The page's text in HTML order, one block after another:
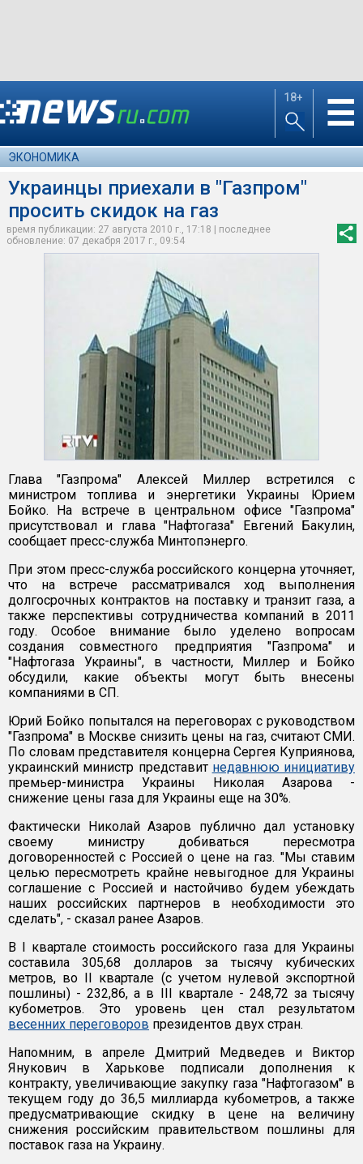
18+ ☰
ЭКОНОМИКА
Украинцы приехали в "Газпром"
просить скидок на газ
время публикации: 27 августа 2010 г., 17:18 | последнее
обновление: 07 декабря 2017 г., 09:54
Глава "Газпрома" Алексей Миллер встретился с
министром топлива и энергетики Украины Юрием
Бойко. На встрече в центральном офисе "Газпрома"
присутствовал и глава "Нафтогаза" Евгений Бакулин,
сообщает пресс-служба Минтопэнерго.
При этом пресс-служба российского концерна уточняет,
что на встрече рассматривался ход выполнения
долгосрочных контрактов на поставку и транзит газа, а
также перспективы сотрудничества компаний в 2011
году. Особое внимание было уделено вопросам
создания совместного предприятия "Газпрома" и
"Нафтогаза Украины", в частности, Миллер и Бойко
обсудили, какие объекты могут быть внесены
компаниями в СП.
Юрий Бойко попытался на переговорах с руководством
"Газпрома" в Москве снизить цены на газ, считают СМИ.
По словам представителя концерна Сергея Куприянова,
украинский министр представит недавнюю инициативу
премьер-министра Украины Николая Азарова -
снижение цены газа для Украины еще на 30%.
Фактически Николай Азаров публично дал установку
своему министру добиваться пересмотра
договоренностей с Россией о цене на газ. "Мы ставим
целью пересмотреть крайне невыгодное для Украины
соглашение с Россией и настойчиво будем убеждать
наших российских партнеров в необходимости это
сделать", - сказал ранее Азаров.
В I квартале стоимость российского газа для Украины
составила 305,68 долларов за тысячу кубических
метров, во II квартале (с учетом нулевой экспортной
пошлины) - 232,86, а в III квартале - 248,72 за тысячу
кубометров. Это уровень цен стал результатом
весенних переговоров президентов двух стран.
Напомним, в апреле Дмитрий Медведев и Виктор
Янукович в Харькове подписали дополнения к
контракту, увеличивающие закупку газа "Нафтогазом" в
текущем году до 36,5 миллиарда кубометров, а также
предусматривающие скидку в цене на величину
снижения российским правительством пошлины для
поставок газа на Украину.